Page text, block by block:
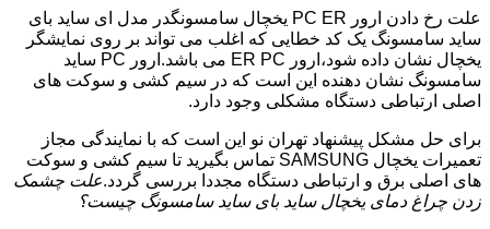
علت رخ دادن ارور PC ER یخچال سامسونگدر مدل ای ساید بای
ساید سامسونگ یک کد خطایی که اغلب می تواند بر روی نمایشگر
یخچال نشان داده شود،ارور ER PC می باشد.ارور PC ساید
سامسونگ نشان دهنده این است که در سیم کشی و سوکت های
اصلی ارتباطی دستگاه مشکلی وجود دارد.
برای حل مشکل پیشنهاد تهران نو این است که با نمایندگی مجاز
تعمیرات یخچال SAMSUNG تماس بگیرید تا سیم کشی و سوکت
های اصلی برق و ارتباطی دستگاه مجددا بررسی گردد.علت چشمک
زدن چراغ دمای یخچال ساید بای ساید سامسونگ چیست؟